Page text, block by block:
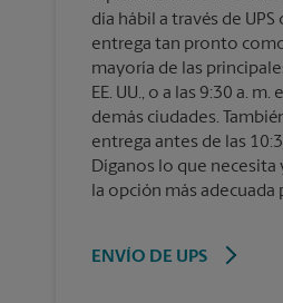
día hábil a través de
entrega tan pronto como
mayoría de las
EE. UU., o a las 9:30 a.
demás ciudades.
entrega antes de las
Díganos lo que necesita
la opción más adecuada
ENVÍO DE UPS